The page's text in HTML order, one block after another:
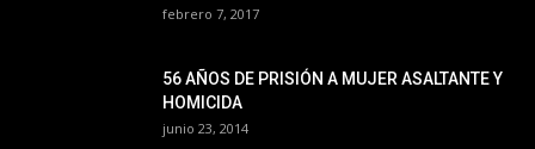
febrero 7, 2017
56 AÑOS DE PRISIÓN A MUJER ASALTANTE Y
HOMICIDA
junio 23, 2014